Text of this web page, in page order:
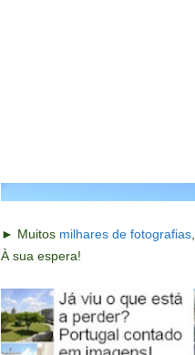
► Muitos milhares de fotografias,
À sua espera!